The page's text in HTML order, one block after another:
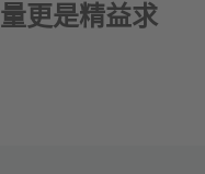
更是精益求